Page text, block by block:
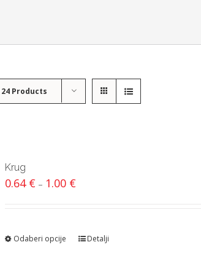
24 Products
Krug
0.64 € – 1.00 €
Odaberi opcije Detalji